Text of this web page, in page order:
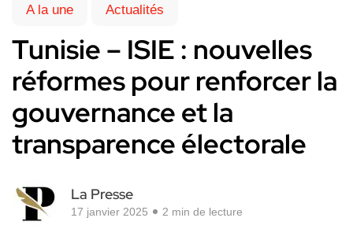
A la une Actualités
Tunisie – ISIE : nouvelles
réformes pour renforcer la
gouvernance et la
transparence électorale
La Presse
17 janvier 2025 2 min de lecture